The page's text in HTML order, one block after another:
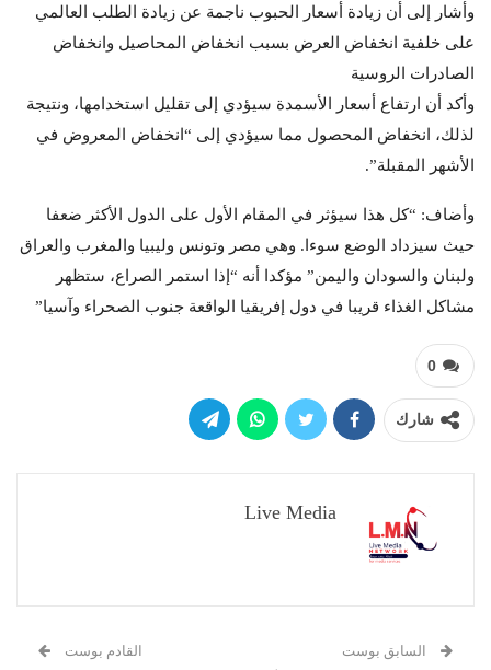
وأشار إلى أن زيادة أسعار الحبوب ناجمة عن زيادة الطلب العالمي
على خلفية انخفاض العرض بسبب انخفاض المحاصيل وانخفاض
الصادرات الروسية
وأكد أن ارتفاع أسعار الأسمدة سيؤدي إلى تقليل استخدامها، ونتيجة
لذلك، انخفاض المحصول مما سيؤدي إلى “انخفاض المعروض في
الأشهر المقبلة”.
وأضاف: “كل هذا سيؤثر في المقام الأول على الدول الأكثر ضعفا
حيث سيزداد الوضع سوءا. وهي مصر وتونس وليبيا والمغرب والعراق
ولبنان والسودان واليمن” مؤكدا أنه “إذا استمر الصراع، ستظهر
مشاكل الغذاء قريبا في دول إفريقيا الواقعة جنوب الصحراء وآسيا”
0
شارك
Live Media
السابق بوست القادم بوست